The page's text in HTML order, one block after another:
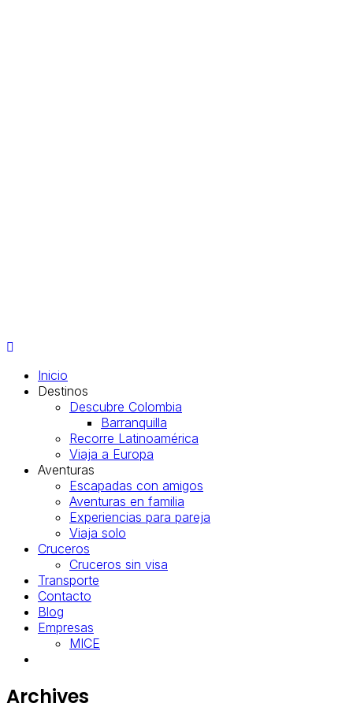
Inicio
Destinos
Descubre Colombia
Barranquilla
Recorre Latinoamérica
Viaja a Europa
Aventuras
Escapadas con amigos
Aventuras en familia
Experiencias para pareja
Viaja solo
Cruceros
Cruceros sin visa
Transporte
Contacto
Blog
Empresas
MICE
Archives